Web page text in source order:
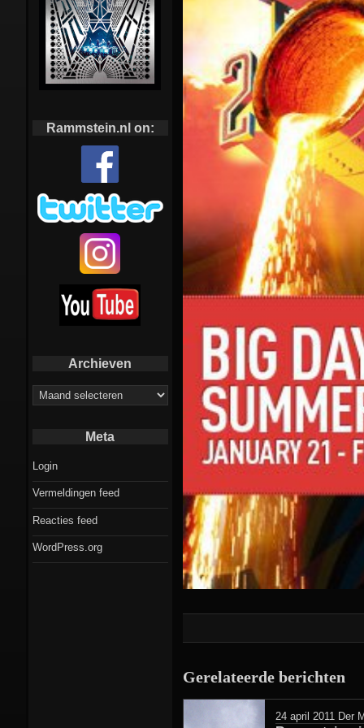
Gerelateerde berichten
24 april 2011 Der
Rammstein.nl on:
Archieven
Archieven
Meta
Login
Vermeldingen feed
Reacties feed
WordPress.org